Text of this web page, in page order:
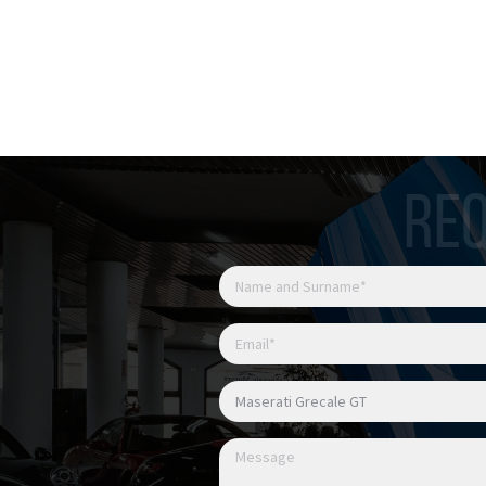
Iva Esposta
Ufficiale Italia